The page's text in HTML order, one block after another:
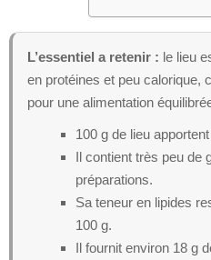
L’essentiel a retenir : le lieu
en protéines et peu calorique,
pour une alimentation
100 g de lieu
Il contient très peu de
préparations.
Sa teneur en lipides
100 g.
Il fournit environ 18 g